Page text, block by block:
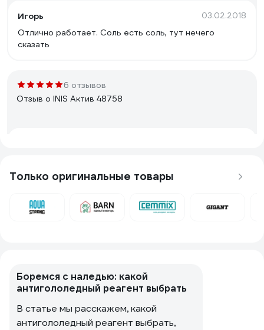
Игорь 03.02.2018
Отлично работает. Соль есть соль, тут нечего
сказать
6 отзывов
Отзыв о INIS Актив 48758
47 отзывов
Отзыв о Rockmelt Rockmelt Salt 67668
Если бросить его на лед, сразу видно как он начинает
плавиться, прям на глазах. Результат мгновенный, лед
смело и безопасно ходить.
Только оригинальные товары
Боремся с наледью: какой
антигололедный реагент выбрать
В статье мы расскажем, какой
антигололедный реагент выбрать,